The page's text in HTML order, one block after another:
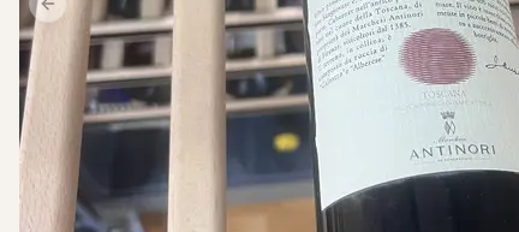
Previous slide